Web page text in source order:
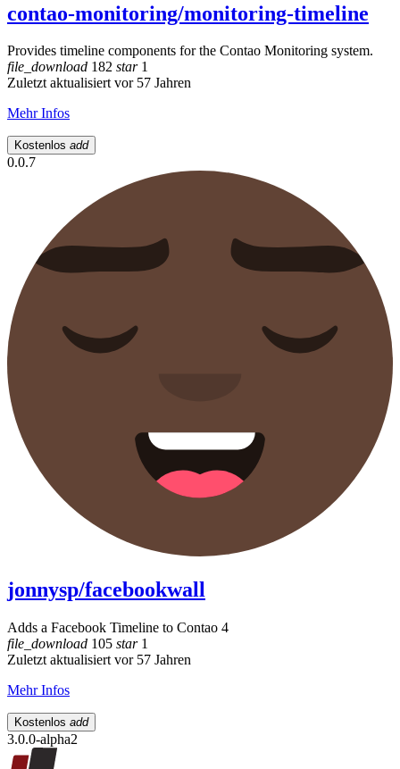
contao-monitoring/monitoring-timeline
Provides timeline components for the Contao Monitoring system.
file_download 182 star1
Zuletzt aktualisiert vor 57 Jahren
Mehr Infos
Kostenlos add
0.0.7
jonnysp/facebookwall
Adds a Facebook Timeline to Contao 4
file_download 105 star1
Zuletzt aktualisiert vor 57 Jahren
Mehr Infos
Kostenlos add
3.0.0-alpha2